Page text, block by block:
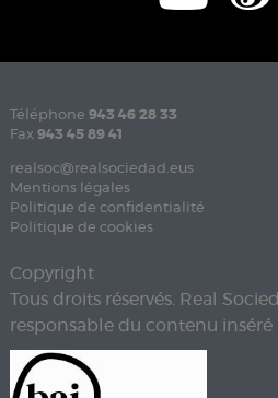
Téléphone 943 46 28 33
Fax 943 45 89 41
realsoc@realsociedad.eus
Mentions légales
Politique de confidentialité
Politique de cookies
Copyright
Tous droits réservés. Real
responsable du contenu inséré